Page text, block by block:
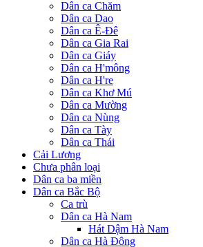
Dân ca Chăm
Dân ca Dao
Dân ca Ê-Đê
Dân ca Gia Rai
Dân ca Giáy
Dân ca H'mông
Dân ca H're
Dân ca Khơ Mú
Dân ca Mường
Dân ca Nùng
Dân ca Tày
Dân ca Thái
Cải Lương
Chưa phân loại
Dân ca ba miền
Dân ca Bắc Bộ
Ca trù
Dân ca Hà Nam
Hát Dậm Hà Nam
Dân ca Hà Đông